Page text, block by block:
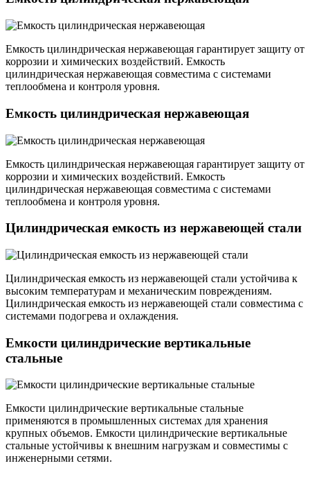
Емкость цилиндрическая нержавеющая гарантирует защиту от
коррозии и химических воздействий. Емкость
цилиндрическая нержавеющая совместима с системами
теплообмена и контроля уровня.
Емкость цилиндрическая нержавеющая
Емкость цилиндрическая нержавеющая гарантирует защиту от
коррозии и химических воздействий. Емкость
цилиндрическая нержавеющая совместима с системами
теплообмена и контроля уровня.
Цилиндрическая емкость из нержавеющей стали
Цилиндрическая емкость из нержавеющей стали устойчива к
высоким температурам и механическим повреждениям.
Цилиндрическая емкость из нержавеющей стали совместима с
системами подогрева и охлаждения.
Емкости цилиндрические вертикальные
стальные
Емкости цилиндрические вертикальные стальные
применяются в промышленных системах для хранения
крупных объемов. Емкости цилиндрические вертикальные
стальные устойчивы к внешним нагрузкам и совместимы с
инженерными сетями.